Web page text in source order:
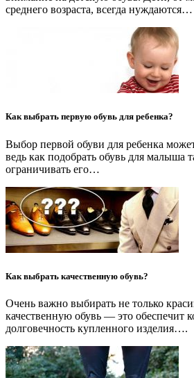
среднего возраста, всегда нуждаются…
Как выбрать первую обувь для ребенка?
Выбор первой обуви для ребенка
ведь как подобрать обувь для малыша
ограничивать его…
Как выбрать качественную обувь?
Очень важно выбирать не только
качественную обувь — это обеспечит
долговечность купленного изделия….